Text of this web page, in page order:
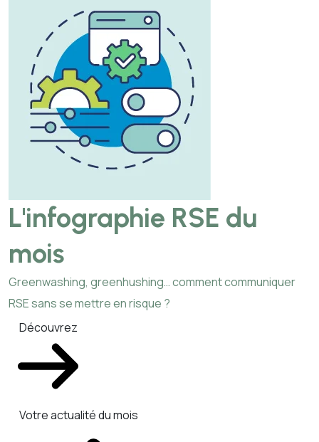
L'infographie RSE du
mois
Greenwashing, greenhushing… comment communiquer
RSE sans se mettre en risque ?
Découvrez
Votre actualité du mois